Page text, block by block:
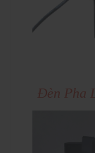
Đèn Pha